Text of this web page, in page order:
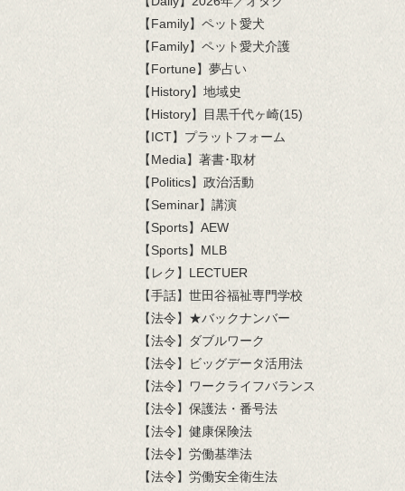
【Family】ペット愛犬
【Family】ペット愛犬介護
【Fortune】夢占い
【History】地域史
【History】目黒千代ヶ崎(15)
【ICT】プラットフォーム
【Media】著書･取材
【Politics】政治活動
【Seminar】講演
【Sports】AEW
【Sports】MLB
【レク】LECTUER
【手話】世田谷福祉専門学校
【法令】★バックナンバー
【法令】ダブルワーク
【法令】ビッグデータ活用法
【法令】ワークライフバランス
【法令】保護法・番号法
【法令】健康保険法
【法令】労働基準法
【法令】労働安全衛生法